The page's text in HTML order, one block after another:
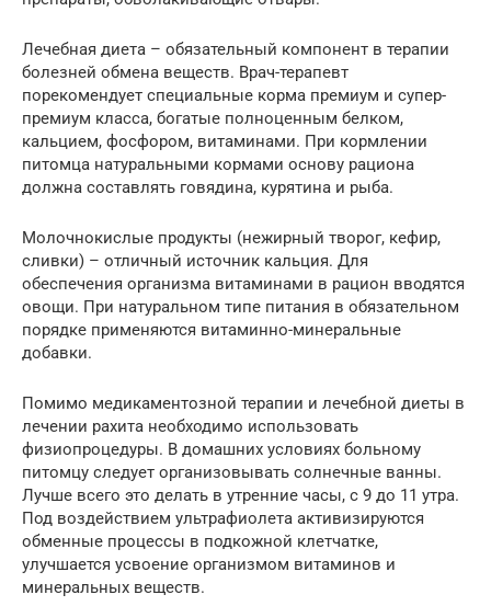
Лечебная диета – обязательный компонент в терапии
болезней обмена веществ. Врач-терапевт
порекомендует специальные корма премиум и супер-
премиум класса, богатые полноценным белком,
кальцием, фосфором, витаминами. При кормлении
питомца натуральными кормами основу рациона
должна составлять говядина, курятина и рыба.
Молочнокислые продукты (нежирный творог, кефир,
сливки) – отличный источник кальция. Для
обеспечения организма витаминами в рацион вводятся
овощи. При натуральном типе питания в обязательном
порядке применяются витаминно-минеральные
добавки.
Помимо медикаментозной терапии и лечебной диеты в
лечении рахита необходимо использовать
физиопроцедуры. В домашних условиях больному
питомцу следует организовывать солнечные ванны.
Лучше всего это делать в утренние часы, с 9 до 11 утра.
Под воздействием ультрафиолета активизируются
обменные процессы в подкожной клетчатке,
улучшается усвоение организмом витаминов и
минеральных веществ.